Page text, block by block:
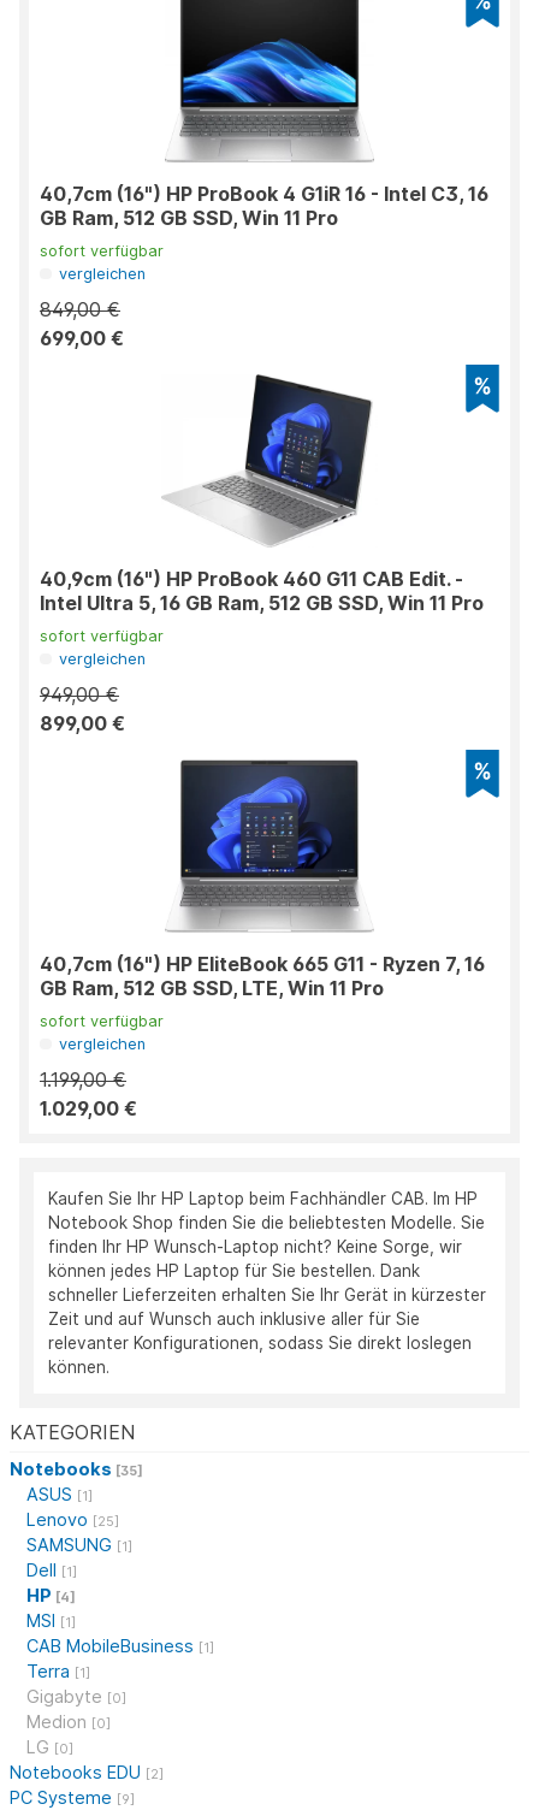
KATEGORIEN
Notebooks [35]
ASUS [1]
Lenovo [25]
SAMSUNG [1]
Dell [1]
HP [4]
MSI [1]
CAB MobileBusiness [1]
Terra [1]
Gigabyte [0]
Medion [0]
LG [0]
Notebooks EDU [2]
PC Systeme [9]
40,7cm (16") HP ProBook 4 G1iR 16 - Intel C3, 16
GB Ram, 512 GB SSD, Win 11 Pro
sofort verfügbar
vergleichen
849,00 €
699,00 €
40,9cm (16") HP ProBook 460 G11 CAB Edit. -
Intel Ultra 5, 16 GB Ram, 512 GB SSD, Win 11 Pro
sofort verfügbar
vergleichen
949,00 €
899,00 €
40,7cm (16") HP EliteBook 665 G11 - Ryzen 7, 16
GB Ram, 512 GB SSD, LTE, Win 11 Pro
sofort verfügbar
vergleichen
1.199,00 €
1.029,00 €
Kaufen Sie Ihr HP Laptop beim Fachhändler CAB. Im HP
Notebook Shop finden Sie die beliebtesten Modelle. Sie
finden Ihr HP Wunsch-Laptop nicht? Keine Sorge, wir
können jedes HP Laptop für Sie bestellen. Dank
schneller Lieferzeiten erhalten Sie Ihr Gerät in kürzester
Zeit und auf Wunsch auch inklusive aller für Sie
relevanter Konfigurationen, sodass Sie direkt loslegen
können.